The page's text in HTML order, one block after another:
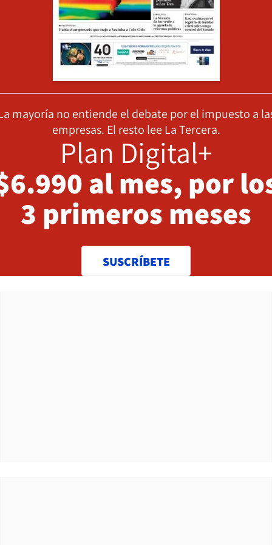
mayoría no entiende el debate por el impuesto a
empresas. El resto lee La Tercera.
Plan Digital+
al mes, por
3 primeros meses
SUSCRÍBETE